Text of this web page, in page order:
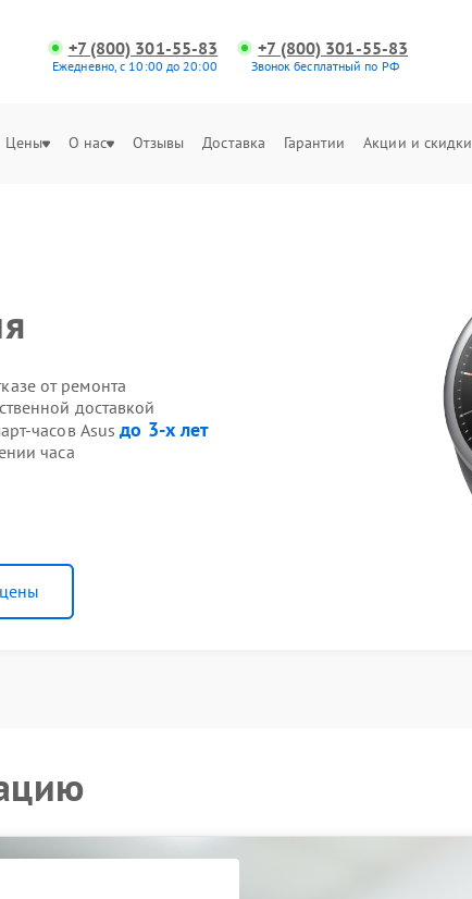
+7 (800) 301-55-83
Ежедневно, с 10:00 до 20:00
+7 (800) 301-55-83
Звонок бесплатный по РФ
Цены О нас Отзывы Доставка Гарантии Акции и скидки
от ремонта
доставкой
часов Asusдо 3-х лет
часа